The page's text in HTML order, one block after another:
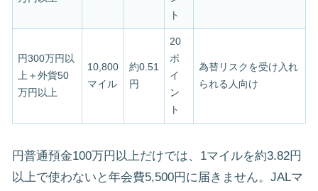
ト
円300万円以
上＋外貨50
万円以上
10,800
マイル
約0.51
円
20
ポ
イ
ン
ト
為替リスクを受け入れ
られる人向け
円普通預金100万円以上だけでは、1マイルを約3.82円
以上で使わないと年会費5,500円に届きません。JALマ